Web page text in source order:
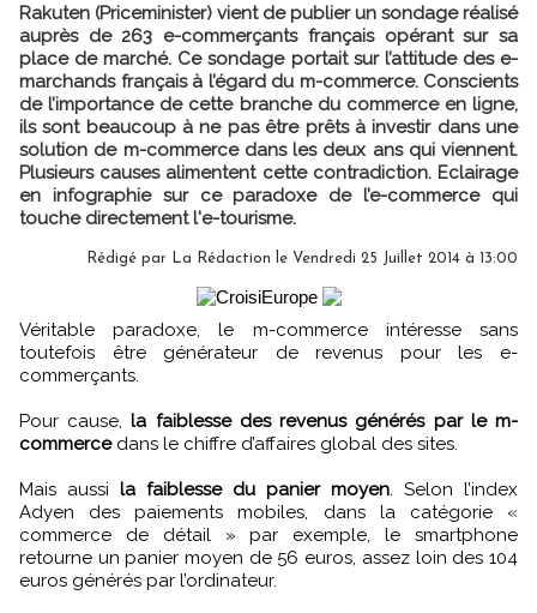
Rakuten (Priceminister) vient de publier un sondage réalisé
auprès de 263 e-commerçants français opérant sur sa
place de marché. Ce sondage portait sur l’attitude des e-
marchands français à l’égard du m-commerce. Conscients
de l’importance de cette branche du commerce en ligne,
ils sont beaucoup à ne pas être prêts à investir dans une
solution de m-commerce dans les deux ans qui viennent.
Plusieurs causes alimentent cette contradiction. Eclairage
en infographie sur ce paradoxe de l’e-commerce qui
touche directement l'e-tourisme.
Rédigé par La Rédaction le Vendredi 25 Juillet 2014 à 13:00
Véritable paradoxe, le m-commerce intéresse sans
toutefois être générateur de revenus pour les e-
commerçants.
Pour cause, la faiblesse des revenus générés par le m-
commercedans le chiffre d’affaires global des sites.
Mais aussi la faiblesse du panier moyen . Selon l’index
Adyen des paiements mobiles, dans la catégorie «
commerce de détail » par exemple, le smartphone
retourne un panier moyen de 56 euros, assez loin des 104
euros générés par l’ordinateur.